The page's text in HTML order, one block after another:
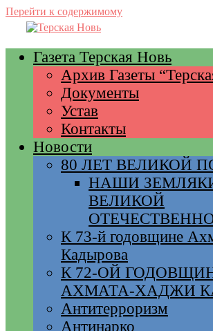
Перейти к содержимому
Газета Терская Новь
Архив Газеты
Документы
Устав
Контакты
Новости
80 ЛЕТ ВЕЛИКОЙ
НАШИ
ВЕЛИКОЙ
К 73-й годовщине
Кадырова
К 72-ОЙ
АХМАТА-ХАДЖИ
Антитерроризм
Антинарко